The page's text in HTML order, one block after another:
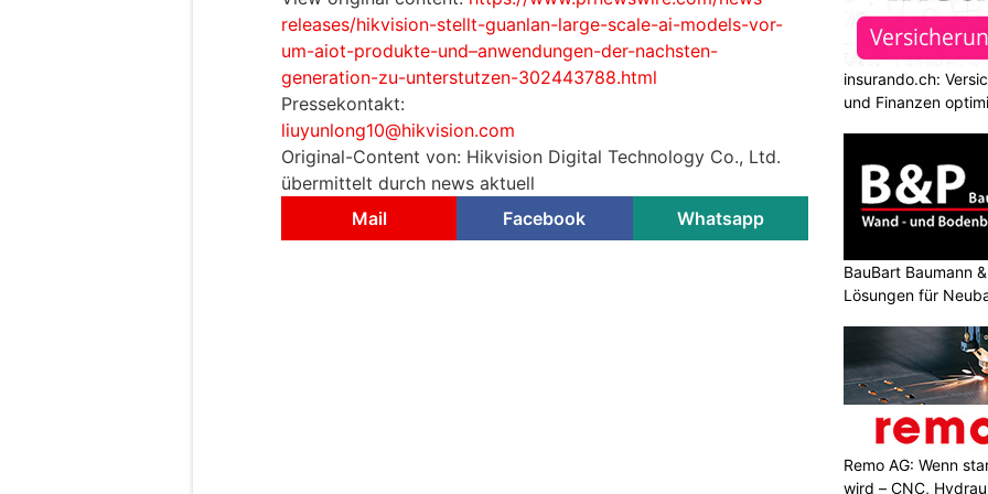
releases/hikvision-stellt-guanlan-large-scale-ai-models-vor-
um-aiot-produkte-und–anwendungen-der-nachsten-
generation-zu-unterstutzen-302443788.html
Pressekontakt:
liuyunlong10@hikvision.com
Original-Content von: Hikvision Digital Technology Co., Ltd.
übermittelt durch news aktuell
Mail
Facebook Whatsapp
insurando.ch:
und Finanzen
BauBart Baumann
Lösungen für
Remo AG: Wenn
wird – CNC,